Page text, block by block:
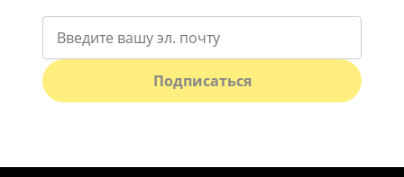
Подписаться